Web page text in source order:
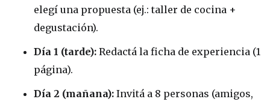
elegí una propuesta (ej.: taller de cocina +
degustación).
Día 1 (tarde): Redactá la ficha de experiencia (1
página).
Día 2 (mañana): Invitá a 8 personas (amigos,